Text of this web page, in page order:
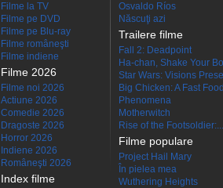
Filme la TV
Filme pe DVD
Filme pe Blu-ray
Filme româneşti
Filme indiene
Filme 2026
Filme noi 2026
Actiune 2026
Comedie 2026
Dragoste 2026
Horror 2026
Indiene 2026
Româneşti 2026
Index filme
Osvaldo Ríos
Născuţi azi
Trailere filme
Fall 2: Deadpoint
Ha-chan, Shake Your
Star Wars: Visions
Big Chicken: A Fast
Phenomena
Motherwitch
Rise of the Footsoldier:...
Filme populare
Project Hail Mary
În pielea mea
Wuthering Heights